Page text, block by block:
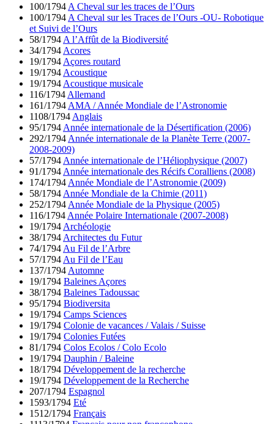
100/1794 A Cheval sur les traces de l’Ours
100/1794 A Cheval sur les Traces de l’Ours -OU- Robotique
et Suivi de l’Ours
58/1794 A l’Affût de la Biodiversité
34/1794 Acores
19/1794 Açores routard
19/1794 Acoustique
19/1794 Acoustique musicale
116/1794 Allemand
161/1794 AMA / Année Mondiale de l’Astronomie
1108/1794 Anglais
95/1794 Année internationale de la Désertification (2006)
292/1794 Année internationale de la Planète Terre (2007-
2008-2009)
57/1794 Année internationale de l’Héliophysique (2007)
91/1794 Année internationale des Récifs Coralliens (2008)
174/1794 Année Mondiale de l’Astronomie (2009)
58/1794 Année Mondiale de la Chimie (2011)
252/1794 Année Mondiale de la Physique (2005)
116/1794 Année Polaire Internationale (2007-2008)
19/1794 Archéologie
38/1794 Architectes du Futur
74/1794 Au Fil de l’Arbre
57/1794 Au Fil de l’Eau
137/1794 Automne
19/1794 Baleines Açores
38/1794 Baleines Tadoussac
95/1794 Biodiversita
19/1794 Camps Sciences
19/1794 Colonie de vacances / Valais / Suisse
19/1794 Colonies Futées
81/1794 Colos Ecolos / Colo Ecolo
19/1794 Dauphin / Baleine
18/1794 Développement de la recherche
19/1794 Développement de la Recherche
207/1794 Espagnol
1593/1794 Eté
1512/1794 Français